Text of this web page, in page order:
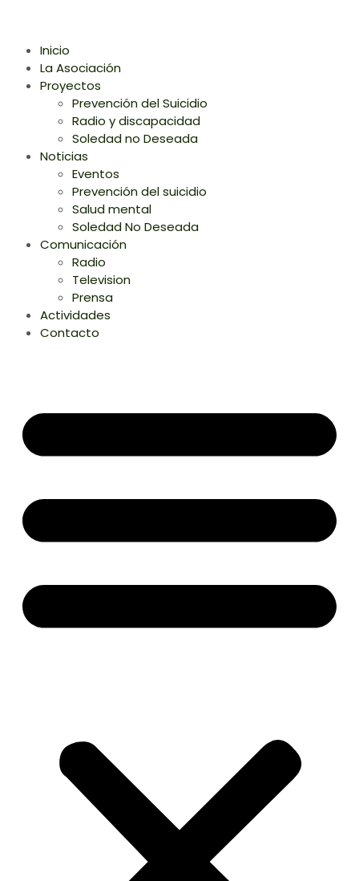
Inicio
La Asociación
Proyectos
Prevención del Suicidio
Radio y discapacidad
Soledad no Deseada
Noticias
Eventos
Prevención del suicidio
Salud mental
Soledad No Deseada
Comunicación
Radio
Television
Prensa
Actividades
Contacto